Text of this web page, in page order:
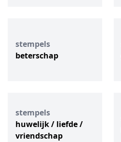
stempels
beterschap
stempels
huwelijk / liefde /
vriendschap